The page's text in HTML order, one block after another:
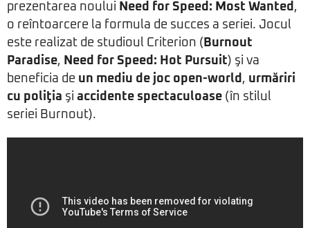
prezentarea noului Need for Speed: Most Wanted ,
o reîntoarcere la formula de succes a seriei. Jocul
este realizat de studioul Criterion ( Burnout
Paradise, Need for Speed: Hot Pursuit) şi va
beneficia de un mediu de joc open-world , urmăriri
cu poliţia şi accidente spectaculoase (în stilul
seriei Burnout).